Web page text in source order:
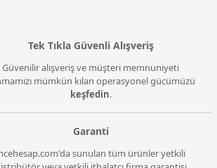
Tek Tıkla Güvenli Alışveriş
Güvenilir alışveriş ve müşteri memnuniyeti
mümkün kılan operasyonel gücümüzü
keşfedin.
Garanti
sunulan tüm ürünler yetkili